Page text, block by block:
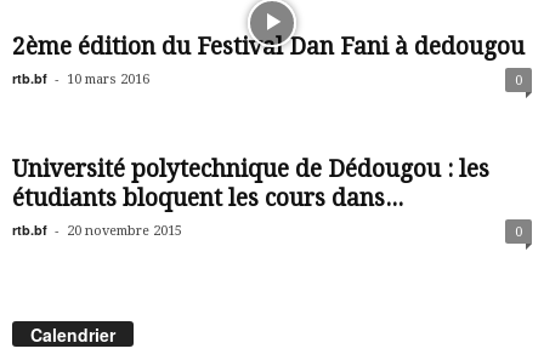
2ème édition du Festival Dan Fani à dedougou
rtb.bf - 10 mars 2016 0
Université polytechnique de Dédougou : les
étudiants bloquent les cours dans...
rtb.bf - 20 novembre 2015 0
Calendrier